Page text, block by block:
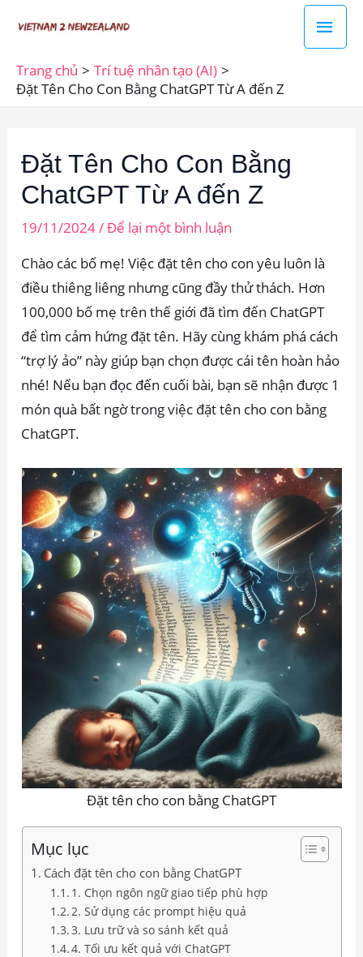
dung
Trang chủ
Trí tuệ nhân tạo (AI)
Đặt Tên Cho Con Bằng ChatGPT Từ A đến Z
Đặt Tên Cho Con Bằng
ChatGPT Từ A đến Z
19/11/2024/Để lại một bình luận
Chào các bố mẹ! Việc đặt tên cho con yêu luôn là
điều thiêng liêng nhưng cũng đầy thử thách. Hơn
100,000 bố mẹ trên thế giới đã tìm đến ChatGPT
để tìm cảm hứng đặt tên. Hãy cùng khám phá cách
“trợ lý ảo” này giúp bạn chọn được cái tên hoàn hảo
nhé! Nếu bạn đọc đến cuối bài, bạn sẽ nhận được 1
món quà bất ngờ trong việc đặt tên cho con bằng
ChatGPT.
Đặt tên cho con bằng ChatGPT
Mục lục
Cách đặt tên cho con bằng ChatGPT
1. Chọn ngôn ngữ giao tiếp phù hợp
2. Sử dụng các prompt hiệu quả
3. Lưu trữ và so sánh kết quả
4. Tối ưu kết quả với ChatGPT